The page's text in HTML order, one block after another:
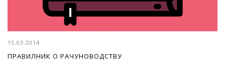
15.03.2014
ПРАВИЛНИК О РАЧУНОВОДСТВУ